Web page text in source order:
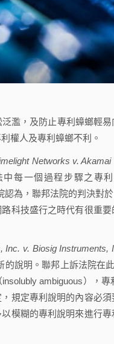
，及防止專利蟑螂輕易
權人及專利蟑螂不利。
Networks v. Akamai
中每一個過程步驟之專
認為，聯邦法院的判決對
科技盛行之時代有很重
Inc. v. Biosig Instruments,
的說明。聯邦上訴法院在
ambiguous），
規定專利說明的內容必
模糊的專利說明來進行